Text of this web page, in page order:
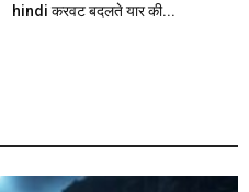
hindi करवट बदलते यार की...